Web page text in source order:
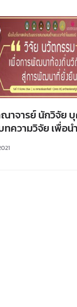
าจารย์ นักวิจัย
ทความวิจัย เพื่อนำ
นงานประชุมวิชาการ
จัยรำไพพรรณี ครั้